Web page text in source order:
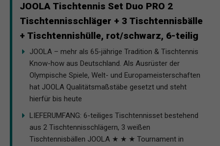
JOOLA Tischtennis Set Duo PRO 2
Tischtennisschläger + 3 Tischtennisbälle
+ Tischtennishülle, rot/schwarz, 6-teilig
JOOLA – mehr als 65-jährige Tradition & Tischtennis
Know-how aus Deutschland. Als Ausrüster der
Olympische Spiele, Welt- und Europameisterschaften
hat JOOLA Qualitätsmaßstäbe gesetzt und steht
hierfür bis heute
LIEFERUMFANG: 6-teiliges Tischtennisset bestehend
aus 2 Tischtennisschlägern, 3 weißen
Tischtennisbällen JOOLA ★ ★ ★ Tournament in